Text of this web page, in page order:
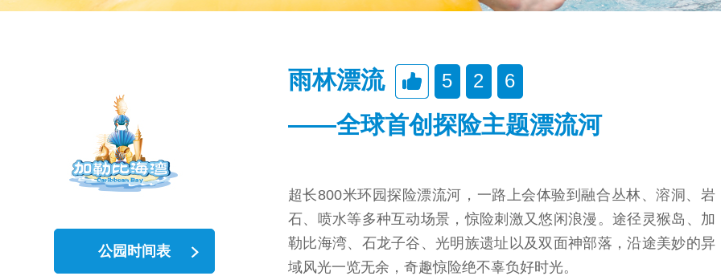
公园时间表
雨林漂流 5 2 6
——全球首创探险主题漂流河
超长800米环园探险漂流河，一路上会体验到融合丛林、溶洞、岩
石、喷水等多种互动场景，惊险刺激又悠闲浪漫。途径灵猴岛、加
勒比海湾、石龙子谷、光明族遗址以及双面神部落，沿途美妙的异
域风光一览无余，奇趣惊险绝不辜负好时光。